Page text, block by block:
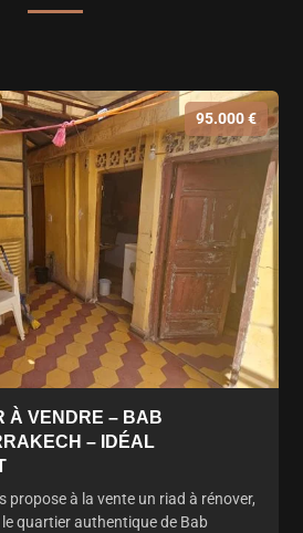
95.000 €
À VENDRE – BAB
– IDÉAL
propose à la vente un riad à rénover,
quartier authentique de Bab